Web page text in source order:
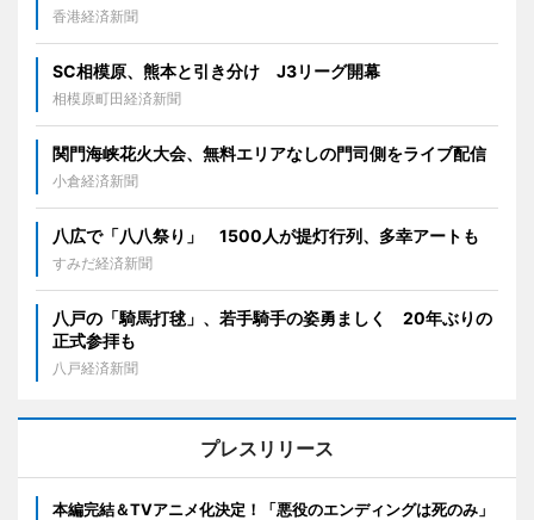
香港経済新聞
SC相模原、熊本と引き分け J3リーグ開幕
相模原町田経済新聞
関門海峡花火大会、無料エリアなしの門司側をライブ配信
小倉経済新聞
八広で「八八祭り」 1500人が提灯行列、多幸アートも
すみだ経済新聞
八戸の「騎馬打毬」、若手騎手の姿勇ましく 20年ぶりの
正式参拝も
八戸経済新聞
プレスリリース
本編完結＆TVアニメ化決定！「悪役のエンディングは死のみ」